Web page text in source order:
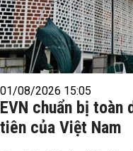
01/08/2026 15:05
EVN chuẩn bị toàn
tiên của Việt Nam